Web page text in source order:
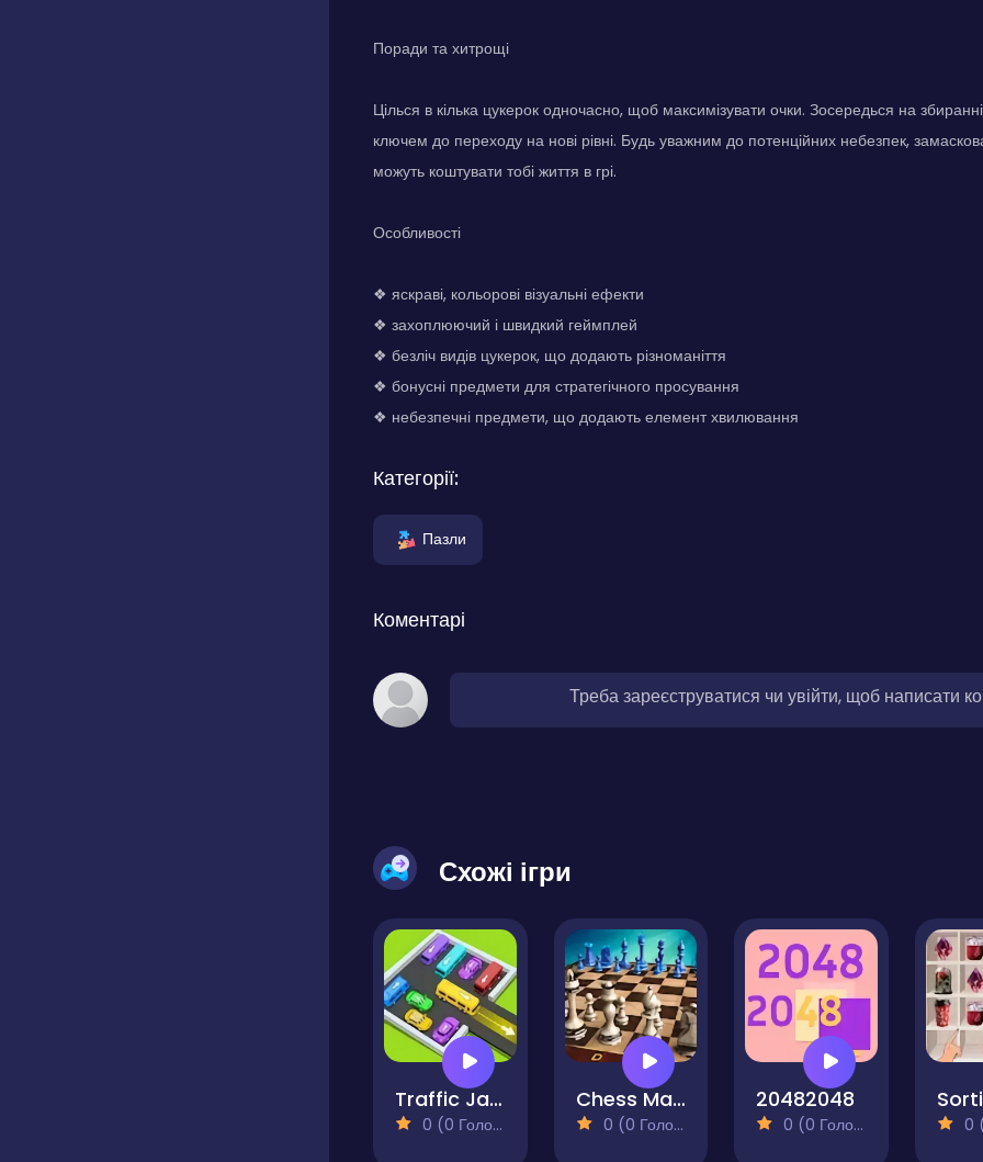
Поради та хитрощі
Цілься в кілька цукерок одночасно, щоб максимізувати очки. Зосередься на
ключем до переходу на нові рівні. Будь уважним до потенційних небезпек,
можуть коштувати тобі життя в грі.
Особливості
❖ яскраві, кольорові візуальні ефекти
❖ захоплюючий і швидкий геймплей
❖ безліч видів цукерок, що додають різноманіття
❖ бонусні предмети для стратегічного просування
❖ небезпечні предмети, що додають елемент хвилювання
Категорії:
Пазли
Коментарі
Треба зареєструватися чи увійти, щоб написати
Схожі ігри
Traffic Jam Hop On
0 (0 Голосів)
Chess Master 3D
0 (0 Голосів)
20482048
0 (0 Голосів) 0